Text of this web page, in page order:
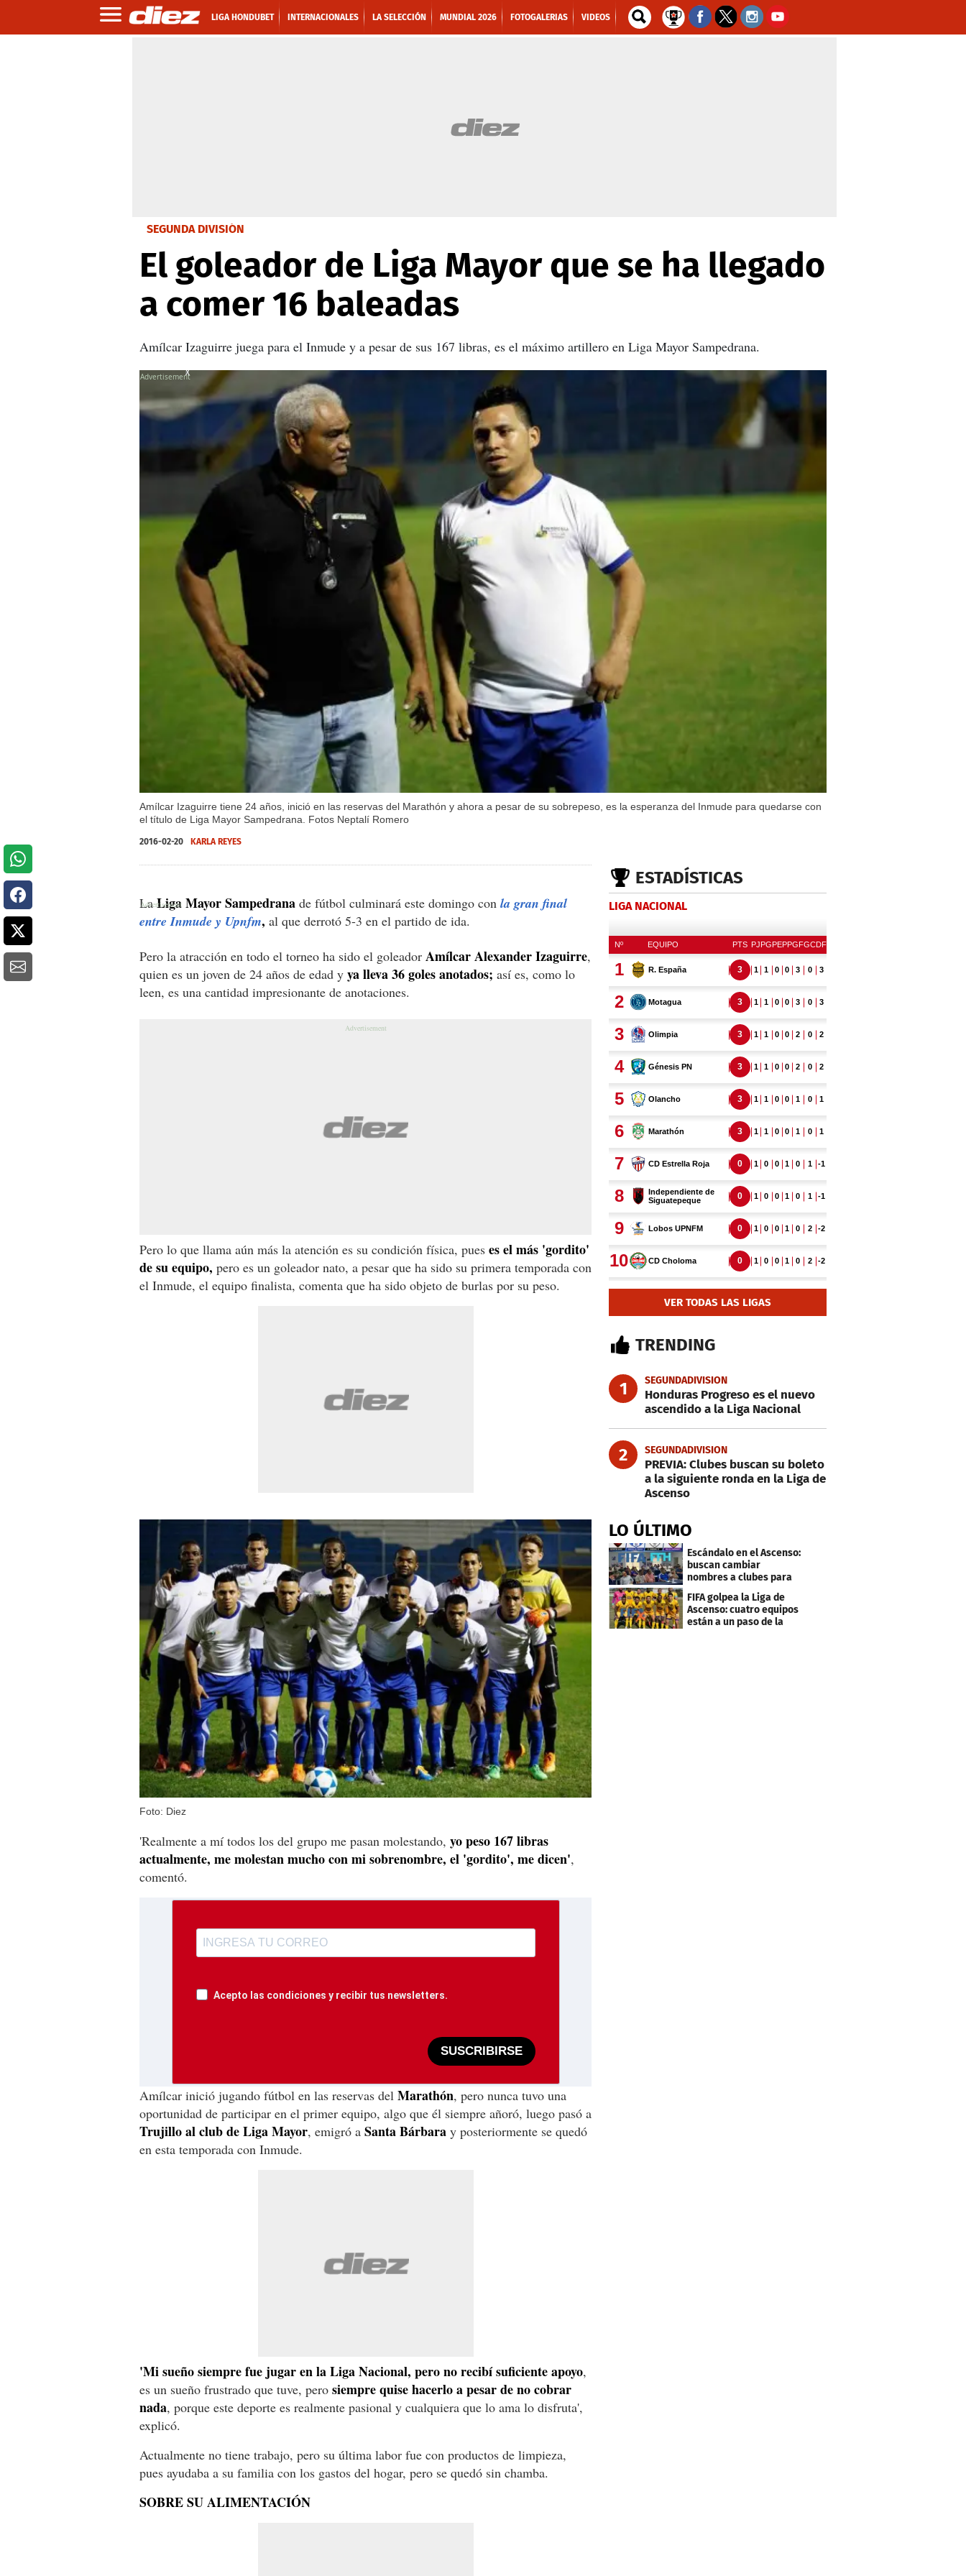
LIGA HONDUBET INTERNACIONALES LA SELECCIÓN MUNDIAL 2026 FOTOGALERIAS VIDEOS
SEGUNDA DIVISIÓN
El goleador de Liga Mayor que se ha llegado
a comer 16 baleadas
Amílcar Izaguirre juega para el Inmude y a pesar de sus 167 libras, es el máximo artillero en Liga Mayor Sampedrana.
Amílcar Izaguirre tiene 24 años, inició en las reservas del Marathón y ahora a pesar de su sobrepeso, es la esperanza del Inmude para quedarse con
el título de Liga Mayor Sampedrana. Fotos Neptalí Romero
X
X
2016-02-20 KARLA REYES
LaLiga Mayor Sampedrana de fútbol culminará este domingo con la gran final
entre Inmude y Upnfm, al que derrotó 5-3 en el partido de ida.
Pero la atracción en todo el torneo ha sido el goleador Amílcar Alexander Izaguirre,
quien es un joven de 24 años de edad y ya lleva 36 goles anotados; así es, como lo
leen, es una cantidad impresionante de anotaciones.
Pero lo que llama aún más la atención es su condición física, pues es el más 'gordito'
de su equipo, pero es un goleador nato, a pesar que ha sido su primera temporada con
el Inmude, el equipo finalista, comenta que ha sido objeto de burlas por su peso.
Foto: Diez
'Realmente a mí todos los del grupo me pasan molestando, yo peso 167 libras
actualmente, me molestan mucho con mi sobrenombre, el 'gordito', me dicen',
comentó.
Acepto las condiciones y recibir tus newsletters.
SUSCRIBIRSE
Amílcar inició jugando fútbol en las reservas del Marathón, pero nunca tuvo una
oportunidad de participar en el primer equipo, algo que él siempre añoró, luego pasó a
Trujillo al club de Liga Mayor, emigró a Santa Bárbara y posteriormente se quedó
en esta temporada con Inmude.
'Mi sueño siempre fue jugar en la Liga Nacional, pero no recibí suficiente apoyo,
es un sueño frustrado que tuve, pero siempre quise hacerlo a pesar de no cobrar
nada, porque este deporte es realmente pasional y cualquiera que lo ama lo disfruta',
explicó.
Actualmente no tiene trabajo, pero su última labor fue con productos de limpieza,
pues ayudaba a su familia con los gastos del hogar, pero se quedó sin chamba.
SOBRE SU ALIMENTACIÓN
ESTADÍSTICAS
LIGA NACIONAL
VER TODAS LAS LIGAS
TRENDING
1 SEGUNDADIVISION
Honduras Progreso es el nuevo
ascendido a la Liga Nacional
2 SEGUNDADIVISION
PREVIA: Clubes buscan su boleto
a la siguiente ronda en la Liga de
Ascenso
LO ÚLTIMO
Escándalo en el Ascenso:
buscan cambiar
nombres a clubes para
evitar millonarias
deudas
FIFA golpea la Liga de
Ascenso: cuatro equipos
están a un paso de la